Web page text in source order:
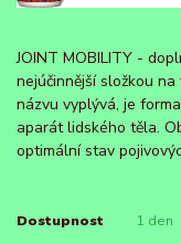
JOINT MOBILITY -
nejúčinnější složkou
názvu vyplývá, je
aparát lidského těla.
optimální stav
Dostupnost 1 den